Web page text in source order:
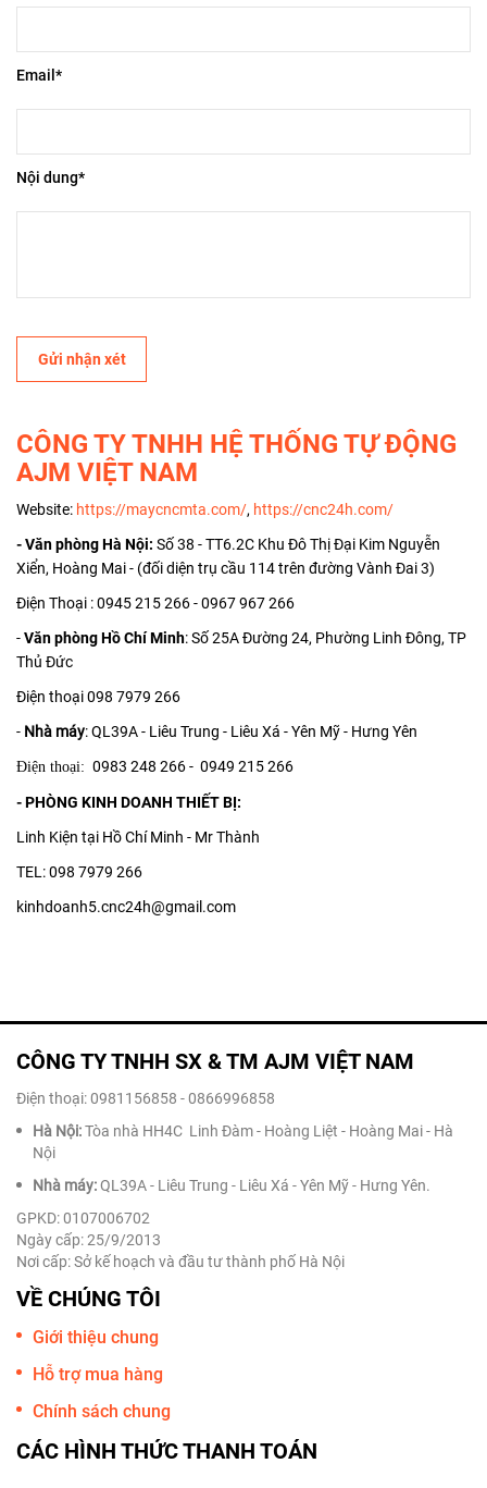
Email*
Nội dung*
CÔNG TY TNHH HỆ THỐNG TỰ ĐỘNG
AJM VIỆT NAM
Website: https://maycncmta.com/, https://cnc24h.com/
- Văn phòng Hà Nội: Số 38 - TT6.2C Khu Đô Thị Đại Kim Nguyễn
Xiển, Hoàng Mai - (đối diện trụ cầu 114 trên đường Vành Đai 3)
Điện Thoại : 0945 215 266 - 0967 967 266
-Văn phòng Hồ Chí Minh: Số 25A Đường 24, Phường Linh Đông, TP
Thủ Đức
Điện thoại 098 7979 266
- Nhà máy: QL39A - Liêu Trung - Liêu Xá - Yên Mỹ - Hưng Yên
Điện thoại: 0983 248 266 - 0949 215 266
- PHÒNG KINH DOANH THIẾT BỊ:
Linh Kiện tại Hồ Chí Minh - Mr Thành
TEL: 098 7979 266
kinhdoanh5.cnc24h@gmail.com
CÔNG TY TNHH SX & TM AJM VIỆT NAM
Điện thoại: 0981156858 - 0866996858
Hà Nội:Tòa nhà HH4C Linh Đàm - Hoàng Liệt - Hoàng Mai - Hà
Nội
Nhà máy:QL39A - Liêu Trung - Liêu Xá - Yên Mỹ - Hưng Yên.
GPKD: 0107006702
Ngày cấp: 25/9/2013
Nơi cấp: Sở kế hoạch và đầu tư thành phố Hà Nội
VỀ CHÚNG TÔI
Giới thiệu chung
Hỗ trợ mua hàng
Chính sách chung
CÁC HÌNH THỨC THANH TOÁN